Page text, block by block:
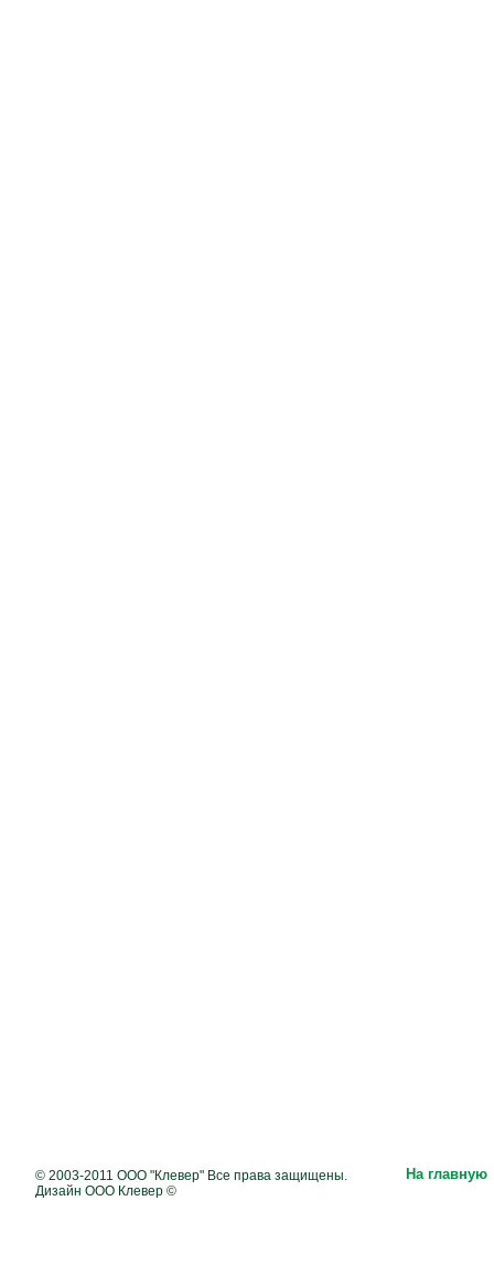
© 2003-2011 ООО "Клевер" Все права защищены.
Дизайн ООО Клевер ©
На главную